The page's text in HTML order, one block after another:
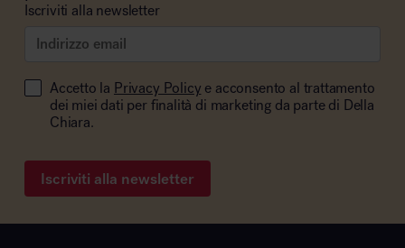
Iscriviti alla newsletter
Accetto la Privacy Policy e acconsento al trattamento
dei miei dati per finalità di marketing da parte di Della
Chiara.
Iscriviti alla newsletter